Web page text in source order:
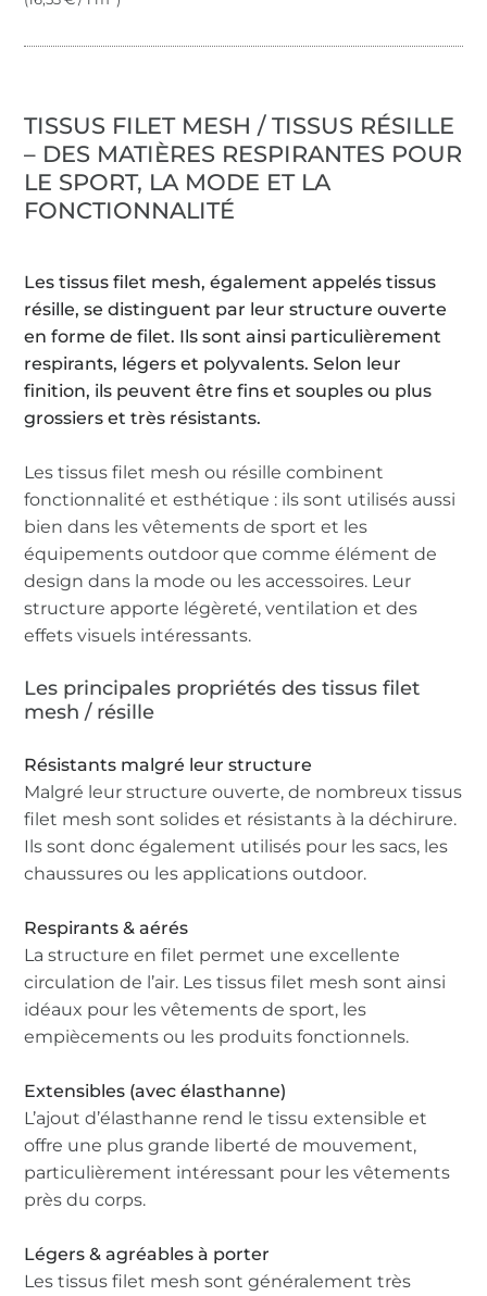
TISSUS FILET MESH / TISSUS RÉSILLE
– DES MATIÈRES RESPIRANTES POUR
LE SPORT, LA MODE ET LA
FONCTIONNALITÉ
Les tissus filet mesh, également appelés tissus
résille, se distinguent par leur structure ouverte
en forme de filet. Ils sont ainsi particulièrement
respirants, légers et polyvalents. Selon leur
finition, ils peuvent être fins et souples ou plus
grossiers et très résistants.
Les tissus filet mesh ou résille combinent
fonctionnalité et esthétique : ils sont utilisés aussi
bien dans les vêtements de sport et les
équipements outdoor que comme élément de
design dans la mode ou les accessoires. Leur
structure apporte légèreté, ventilation et des
effets visuels intéressants.
Les principales propriétés des tissus filet
mesh / résille
Résistants malgré leur structure
Malgré leur structure ouverte, de nombreux tissus
filet mesh sont solides et résistants à la déchirure.
Ils sont donc également utilisés pour les sacs, les
chaussures ou les applications outdoor.
Respirants & aérés
La structure en filet permet une excellente
circulation de l’air. Les tissus filet mesh sont ainsi
idéaux pour les vêtements de sport, les
empiècements ou les produits fonctionnels.
Extensibles (avec élasthanne)
L’ajout d’élasthanne rend le tissu extensible et
offre une plus grande liberté de mouvement,
particulièrement intéressant pour les vêtements
près du corps.
Légers & agréables à porter
Les tissus filet mesh sont généralement très